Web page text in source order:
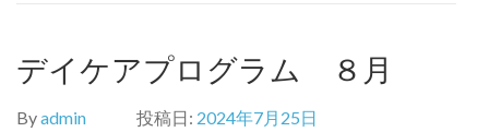
デイケアプログラム ８月
Byadmin 投稿日: 2024年7月25日